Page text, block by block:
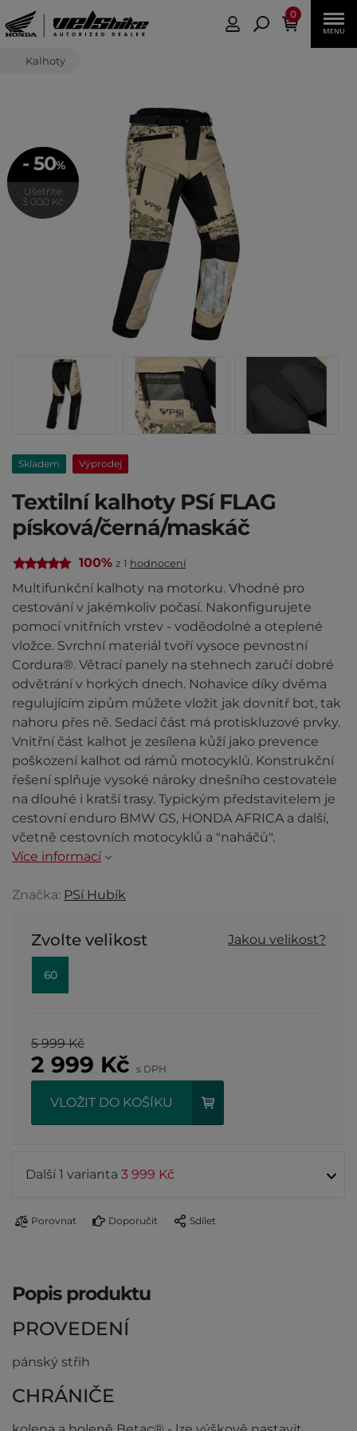
0
Kalhoty
- 50%
Ušetříte
3 000 Kč
Skladem Výprodej
Textilní kalhoty PSí FLAG
písková/černá/maskáč
100% z 1 hodnocení
Multifunkční kalhoty na motorku. Vhodné pro
cestování v jakémkoliv počasí. Nakonfigurujete
pomocí vnitřních vrstev - voděodolné a oteplené
vložce. Svrchní materiál tvoří vysoce pevnostní
Cordura®. Větrací panely na stehnech zaručí dobré
odvětrání v horkých dnech. Nohavice díky dvěma
regulujícím zipům můžete vložit jak dovnitř bot, tak
nahoru přes ně. Sedací část má protiskluzové prvky.
Vnitřní část kalhot je zesílena kůží jako prevence
poškození kalhot od rámů motocyklů. Konstrukční
řešení splňuje vysoké nároky dnešního cestovatele
na dlouhé i kratší trasy. Typickým představitelem je
cestovní enduro BMW GS, HONDA AFRICA a další,
včetně cestovních motocyklů a "naháčů".
Více informací
Značka: PSí Hubík
Zvolte velikost Jakou velikost?
60
5 999 Kč
2 999 Kč s DPH
VLOŽIT DO KOŠÍKU
Další 1 varianta 3 999 Kč
Porovnat Doporučit Sdílet
Popis produktu
PROVEDENÍ
pánský střih
CHRÁNIČE